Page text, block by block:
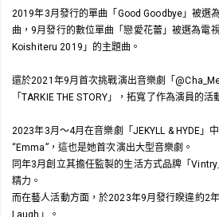
2019年3月發行的單曲「Good Goodbye」被選
曲，9月發行的數位單曲「戀愛花蕾」被選為電
Koishiteru 2019」的主題曲。
還於2021年9月首次挑戰演出音樂劇「
「TARKIE THE STORY」，拓寬了作為演員的活
2023年3月～4月在音樂劇「JEKYLL & HYDE」
“Emma”，這也是她首次演出大型音樂劇。
同年3月創立其擔任監製的生活方式品牌「
精力。
而在藝人活動方面，於2023年9月發行睽違約2
Laugh」。